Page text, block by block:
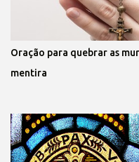
Oração para quebrar as
mentira